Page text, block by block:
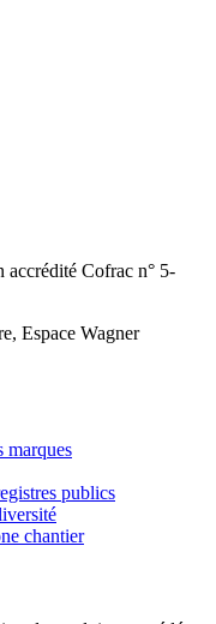
Cofrac n° 5-
Espace Wagner
publics
chantier